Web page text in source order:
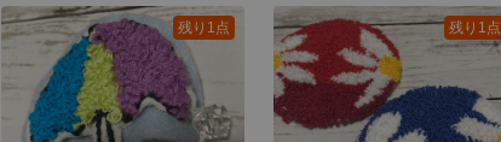
残り1点 残り1点